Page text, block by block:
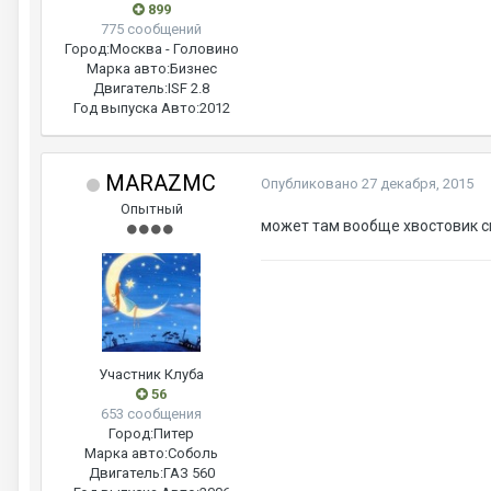
899
775 сообщений
Город:Москва - Головино
Марка авто:Бизнес
Двигатель:ISF 2.8
Год выпуска Авто:2012
MARAZMC
Опытный
Участник Клуба
56
653 сообщения
Город:Питер
Марка авто:Соболь
Двигатель:ГАЗ 560
Опубликовано 27 декабря, 2015
может там вообще хвостовик